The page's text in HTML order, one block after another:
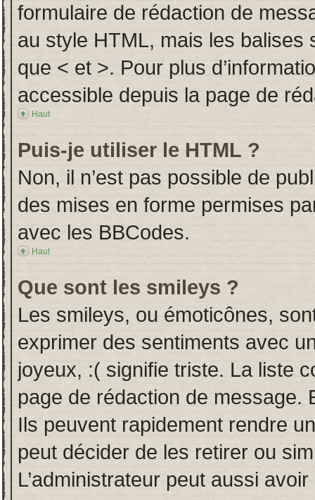
formulaire de rédaction de
au style HTML, mais les
que < et >. Pour plus
accessible depuis la page de
Haut
Puis-je utiliser le HTML ?
Non, il n’est pas possible de
des mises en forme permises
avec les BBCodes.
Haut
Que sont les smileys ?
Les smileys, ou émoticônes,
exprimer des sentiments avec
joyeux, :( signifie triste. La liste
page de rédaction de message.
Ils peuvent rapidement rendre
peut décider de les retirer ou
L’administrateur peut aussi